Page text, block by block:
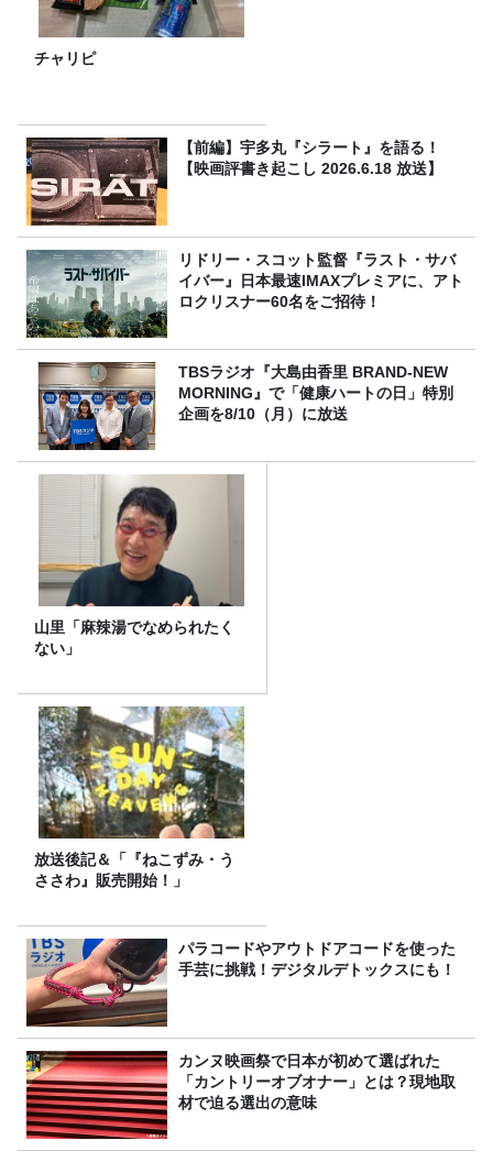
チャリピ
【前編】宇多丸『シラート』を語る！
【映画評書き起こし 2026.6.18 放送】
リドリー・スコット監督『ラスト・サバ
イバー』日本最速IMAXプレミアに、アト
ロクリスナー60名をご招待！
TBSラジオ『大島由香里 BRAND-NEW
MORNING』で「健康ハートの日」特別
企画を8/10（月）に放送
山里「麻辣湯でなめられたく
ない」
放送後記＆「『ねこずみ・う
ささわ』販売開始！」
パラコードやアウトドアコードを使った
手芸に挑戦！デジタルデトックスにも！
カンヌ映画祭で日本が初めて選ばれた
「カントリーオブオナー」とは？現地取
材で迫る選出の意味